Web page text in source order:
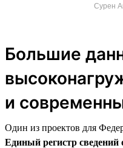
Сурен
Большие
и
Один из проектов для
Единый регистр сведений